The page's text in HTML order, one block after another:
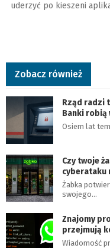
uderzyć po kieszeni
Zobacz również
Rząd radzi
Banki robią
Osiem lat
Czy twoje
cyberataku
Żabka
swojego…
Znajomy
przejmują
Wiadomość